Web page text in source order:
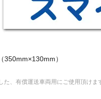
350mm×130mm）
た、有償運送車両用にご使用頂け